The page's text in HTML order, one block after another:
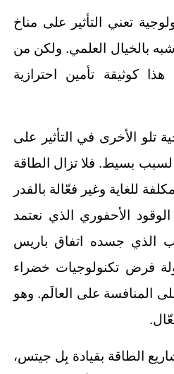
تعني التأثير على مناخ
بالخيال العلمي. ولكن من
كوثيقة تأمين احترازية
تلو الأخرى في التأثير على
لسبب بسيط. فلا تزال الطاقة
للغاية وغير فعّالة بالقدر
الأحفوري الذي نعتمد
الذي جسده اتفاق باريس
فرض تكنولوجيات خضراء
المنافسة على العالَم. وهو
الطاقة بقيادة بِل جيتس،